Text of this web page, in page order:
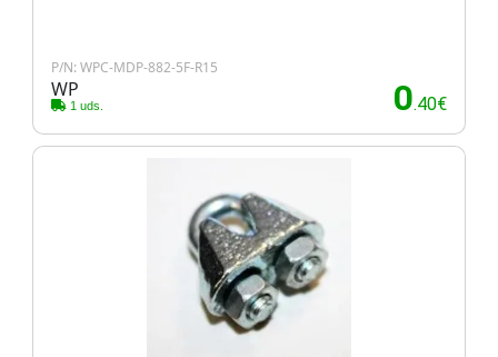
P/N: WPC-MDP-882-5F-R15
WP
1 uds. 0.40€